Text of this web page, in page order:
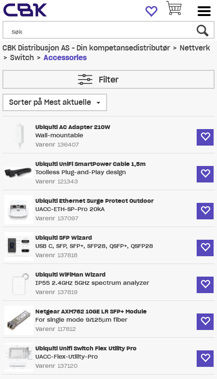
CBK Distribusjon AS - Din kompetansedistributør>Nettverk
>Switch>Accessories
Filter
Sorter på Mest aktuelle
Ubiquiti AC Adapter 210W
Wall-mountable
Varenr 136407
Ubiquiti UniFi SmartPower Cable 1,5m
Toolless Plug-and-Play design
Varenr 121343
Ubiquiti Ethernet Surge Protect Outdoor
UACC-ETH-SP-Pro 20kA
Varenr 137097
Ubiquiti SFP Wizard
USB C, SFP, SFP+, SFP28, QSFP+, QSFP28
Varenr 137818
Ubiquiti WiFiMan Wizard
IP55 2.4GHz 5GHz spectrum analyzer
Varenr 137819
Netgear AXM762 10GE LR SFP+ Module
For single mode 9/125µm fiber
Varenr 117812
Ubiquiti Unifi Switch Flex Utility Pro
UACC-Flex-Utility-Pro
Varenr 137120